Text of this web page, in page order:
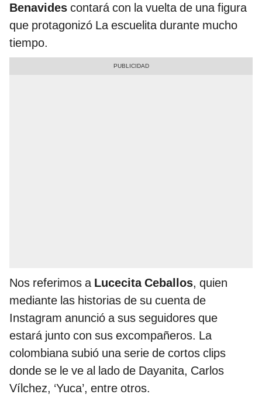
Benavides contará con la vuelta de una figura
que protagonizó La escuelita durante mucho
tiempo.
Nos referimos a Lucecita Ceballos, quien
mediante las historias de su cuenta de
Instagram anunció a sus seguidores que
estará junto con sus excompañeros. La
colombiana subió una serie de cortos clips
donde se le ve al lado de Dayanita, Carlos
Vílchez, ‘Yuca’, entre otros.